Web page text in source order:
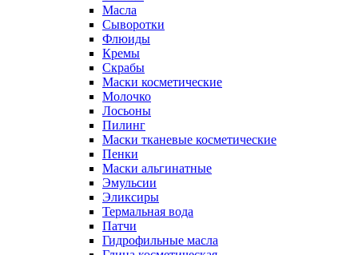
Масла
Сыворотки
Флюиды
Кремы
Скрабы
Маски косметические
Молочко
Лосьоны
Пилинг
Маски тканевые косметические
Пенки
Маски альгинатные
Эмульсии
Эликсиры
Термальная вода
Патчи
Гидрофильные масла